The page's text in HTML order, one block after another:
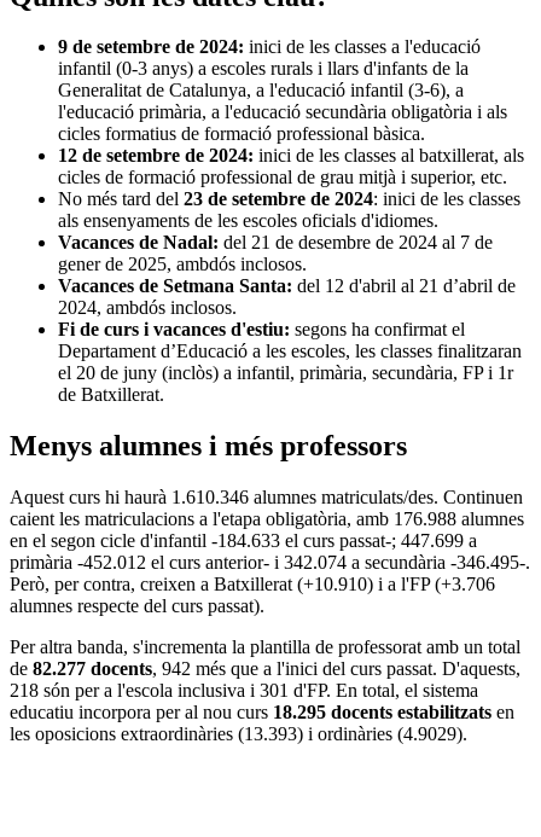
9 de setembre de 2024: inici de les classes a l'educació
infantil (0-3 anys) a escoles rurals i llars d'infants de la
Generalitat de Catalunya, a l'educació infantil (3-6), a
l'educació primària, a l'educació secundària obligatòria i als
cicles formatius de formació professional bàsica.
12 de setembre de 2024: inici de les classes al batxillerat, als
cicles de formació professional de grau mitjà i superior, etc.
No més tard del 23 de setembre de 2024: inici de les classes
als ensenyaments de les escoles oficials d'idiomes.
Vacances de Nadal: del 21 de desembre de 2024 al 7 de
gener de 2025, ambdós inclosos.
Vacances de Setmana Santa: del 12 d'abril al 21 d’abril de
2024, ambdós inclosos.
Fi de curs i vacances d'estiu: segons ha confirmat el
Departament d’Educació a les escoles, les classes finalitzaran
el 20 de juny (inclòs) a infantil, primària, secundària, FP i 1r
de Batxillerat.
Menys alumnes i més professors
Aquest curs hi haurà 1.610.346 alumnes matriculats/des. Continuen
caient les matriculacions a l'etapa obligatòria, amb 176.988 alumnes
en el segon cicle d'infantil -184.633 el curs passat-; 447.699 a
primària -452.012 el curs anterior- i 342.074 a secundària -346.495-.
Però, per contra, creixen a Batxillerat (+10.910) i a l'FP (+3.706
alumnes respecte del curs passat).
Per altra banda, s'incrementa la plantilla de professorat amb un total
de 82.277 docents, 942 més que a l'inici del curs passat. D'aquests,
218 són per a l'escola inclusiva i 301 d'FP. En total, el sistema
educatiu incorpora per al nou curs 18.295 docents estabilitzats en
les oposicions extraordinàries (13.393) i ordinàries (4.9029).